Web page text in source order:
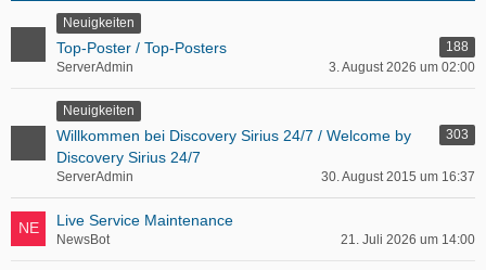
e
t
r
ä
g
Neuigkeiten
Top-Poster / Top-Posters
188
ServerAdmin
3. August 2026 um 02:00
Neuigkeiten
Willkommen bei Discovery Sirius 24/7 / Welcome by
Discovery Sirius 24/7
303
ServerAdmin 30. August 2015 um 16:37
Live Service Maintenance
NewsBot 21. Juli 2026 um 14:00